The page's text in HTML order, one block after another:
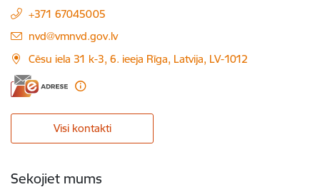
+371 67045005
E-pasts:
nvd@vmnvd.gov.lv
Cēsu iela 31 k-3, 6. ieeja Rīga, Latvija, LV-1012
Visi kontakti
Sekojiet mums